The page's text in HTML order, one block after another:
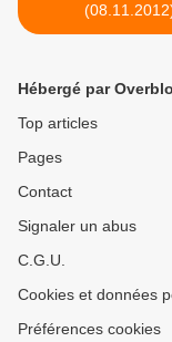
Hébergé par
Top articles
Pages
Contact
Signaler un abus
C.G.U.
Cookies et données
Préférences cookies